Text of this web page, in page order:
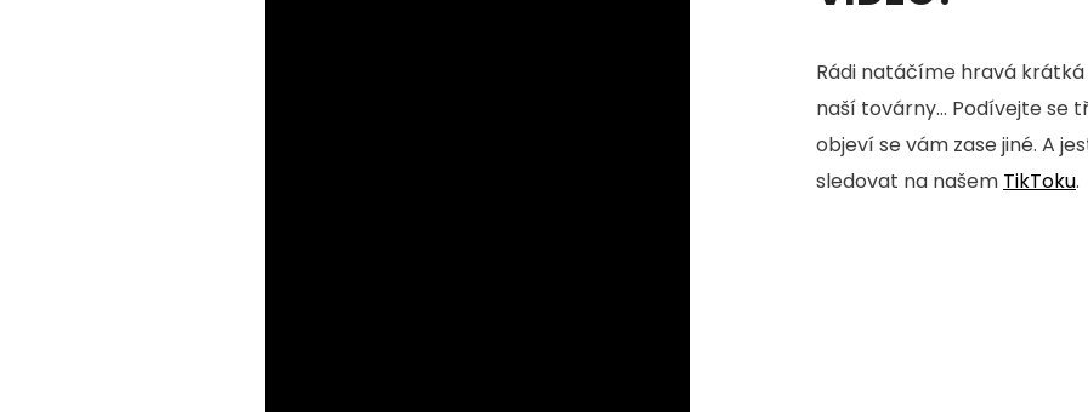
Rádi natáčíme hravá krátká
naší továrny... Podívejte se
objeví se vám zase jiné. A
sledovat na našem TikToku.